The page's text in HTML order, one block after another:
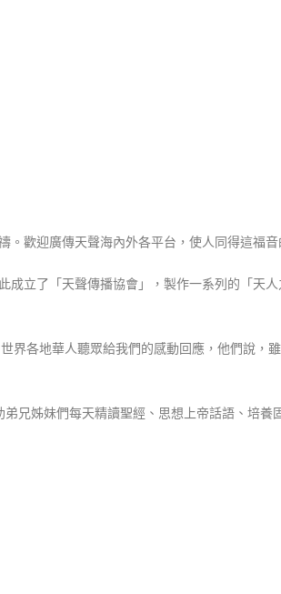
歡迎廣傳天聲海內外各平台，使人同得這福音
成立了「天聲傳播協會」，製作一系列的「天
界各地華人聽眾給我們的感動回應，他們說，
弟兄姊妹們每天精讀聖經、思想上帝話語、培養